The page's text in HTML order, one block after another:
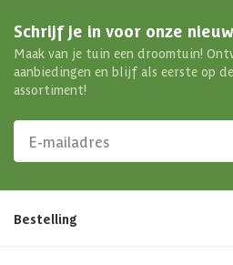
Schrijf je in voor onze
Maak van je tuin een droomtuin!
aanbiedingen en blijf als eerste op
assortiment!
Bestelling